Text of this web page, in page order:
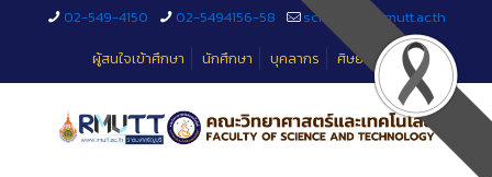
02-549-4150 02-5494156-58
sciteched@rmutt.ac.th
ผู้สนใจเข้าศึกษา
นักศึกษา บุคลากร ศิษย์เก่า